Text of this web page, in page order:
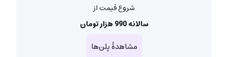
شروع قیمت از
سالانه 990 هزار تومان
مشاهدۀ پلن‌ها